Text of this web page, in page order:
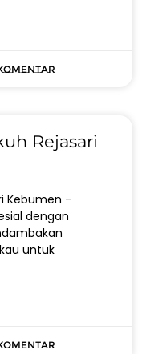
Rejasari
Kebumen –
dengan
untuk